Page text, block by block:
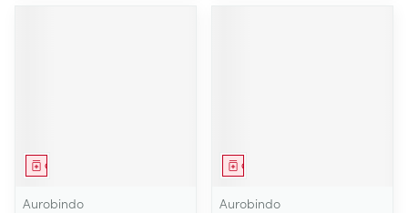
Geneesmiddel
Aurobindo
Geneesmiddel
Aurobindo